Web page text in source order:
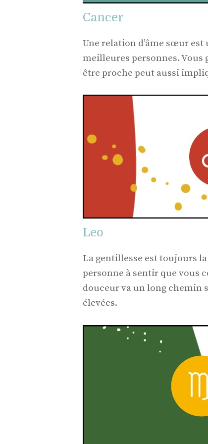
Cancer
Une relation d’âme sœur
meilleures personnes. Vous
être proche peut aussi
Leo
La gentillesse est toujours
personne à sentir que vous
douceur va un long chemin
élevées.